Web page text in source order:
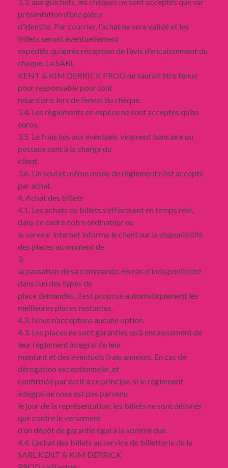
présentation d’une pièce
d’identité. Par courrier, l’achat ne sera validé et les
billets seront éventuellement
expédiés qu’après réception de l’avis d’encaissement du
chèque. La SARL
KENT & KIM DERRICK PROD ne saurait être tenue
pour responsable pour tout
retard pris lors de l’envoi du chèque.
3.4. Les règlements en espèce ne sont acceptés qu’en
euros.
3.5. Le frais liés aux éventuels virement bancaire ou
postaux sont à la charge du
client.
3.6. Un seul et même mode de règlement n’est accepté
par achat.
4. Achat des billets
4.1. Les achats de billets s’effectuent en temps réel,
dans ce cadre notre ordinateur ou
le serveur internet informe le client sur la disponibilité
des places au moment de
3
la passation de sa commande. En cas d’indisponibilité
dans l’un des types de
place demandés, il est proposé automatiquement les
meilleures places restantes.
4.2. Nous n’acceptons aucune option.
4.3. Les places ne sont garanties qu’à encaissement de
leur règlement intégral de leur
montant et des éventuels frais annexes. En cas de
dérogation exceptionnelle, et
confirmée par écrit à ce principe, si le règlement
intégral ne nous est pas parvenu
le jour de la représentation, les billets ne sont délivrés
que contre le versement
d’un dépôt de garantie égal à la somme due.
4.4. L’achat des billets au service de billetterie de la
SARL KENT & KIM DERRICK